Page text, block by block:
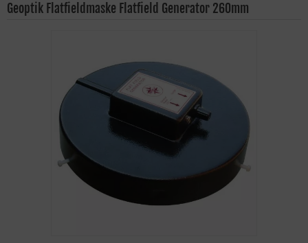
Geoptik Flatfieldmaske Flatfield Generator 260mm